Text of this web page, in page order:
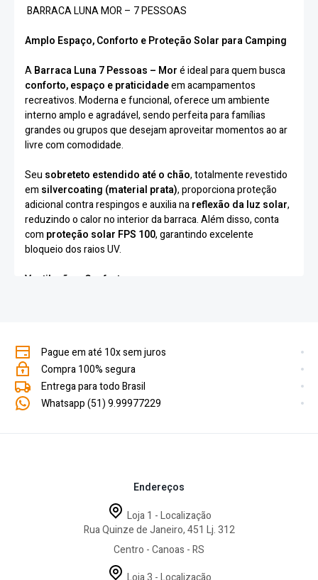
BARRACA LUNA MOR – 7 PESSOAS
Amplo Espaço, Conforto e Proteção Solar para Camping
ABarraca Luna 7 Pessoas – Moré ideal para quem busca
conforto, espaço e praticidadeem acampamentos
recreativos. Moderna e funcional, oferece um ambiente
interno amplo e agradável, sendo perfeita para famílias
grandes ou grupos que desejam aproveitar momentos ao ar
livre com comodidade.
Seu sobreteto estendido até o chão, totalmente revestido
em silvercoating (material prata), proporciona proteção
adicional contra respingos e auxilia nareflexão da luz solar,
reduzindo o calor no interior da barraca. Além disso, conta
com proteção solar FPS 100, garantindo excelente
bloqueio dos raios UV.
Ventilação e Conforto
ótima circulação de ar e proteção contra insetos. Conta
também comlocal interno para pendurar lanterna
facilitando a iluminação durante a noite.
Projetada para acomodaraté 7 pessoas
espaço interno para descanso e organização.
Nylon respirável e mosquiteiro
Cor predominante:Azul marinho
Proteção solar:FPS 100
Pague em até 10x sem juros
Compra 100% segura
Entrega para todo Brasil
Whatsapp (51) 9.99977229
Endereços
Loja 1 - Localização
Rua Quinze de Janeiro, 451 Lj. 312
Centro - Canoas - RS